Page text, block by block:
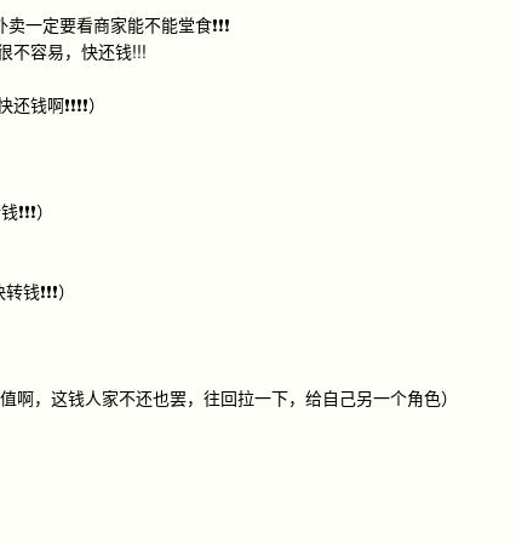
定要看商家能不能堂食❗️❗️❗️
不容易，快还钱!!!
❗️❗️❗️❗️）
）
）
啊，这钱人家不还也罢，往回拉一下，给自己另一个角色）